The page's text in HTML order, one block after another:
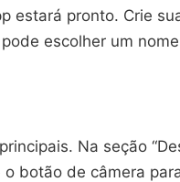
estará pronto. Crie
escolher um
Na seção
botão de câmera